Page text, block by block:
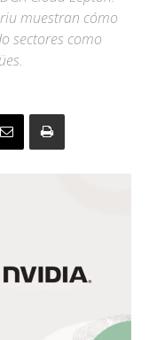
muestran cómo
sectores como